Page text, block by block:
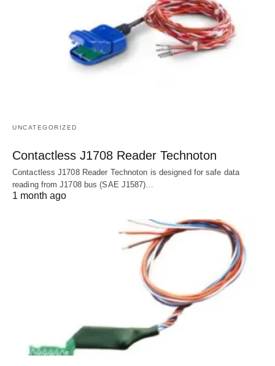
UNCATEGORIZED
Contactless J1708 Reader Technoton
Contactless J1708 Reader Technoton is designed for safe data
reading from J1708 bus (SAE J1587)…
1 month ago